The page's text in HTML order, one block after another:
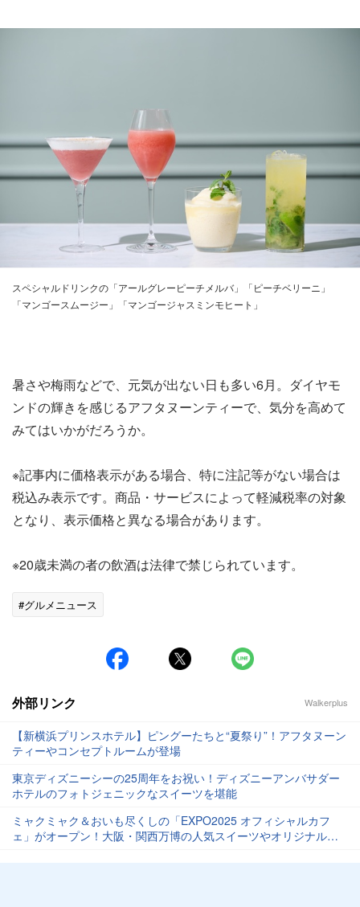
スペシャルドリンクの「アールグレーピーチメルバ」「ピーチベリーニ」
「マンゴースムージー」「マンゴージャスミンモヒート」
暑さや梅雨などで、元気が出ない日も多い6月。ダイヤモ
ンドの輝きを感じるアフタヌーンティーで、気分を高めて
みてはいかがだろうか。
※記事内に価格表示がある場合、特に注記等がない場合は
税込み表示です。商品・サービスによって軽減税率の対象
となり、表示価格と異なる場合があります。
※20歳未満の者の飲酒は法律で禁じられています。
#グルメニュース
外部リンク Walkerplus
【新横浜プリンスホテル】ピングーたちと“夏祭り”！アフタヌーン
ティーやコンセプトルームが登場
東京ディズニーシーの25周年をお祝い！ディズニーアンバサダー
ホテルのフォトジェニックなスイーツを堪能
ミャクミャク＆おいも尽くしの「EXPO2025 オフィシャルカフ
ェ」がオープン！大阪・関西万博の人気スイーツやオリジナルメ